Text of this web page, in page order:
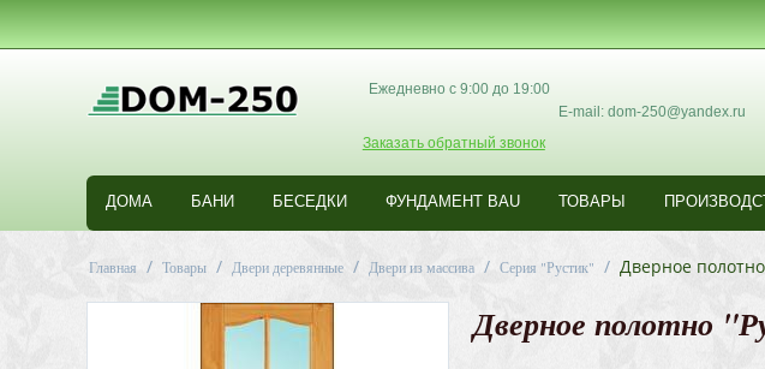
Ежедневно с 9:00 до 19:00
E-mail: dom-250@yandex.ru
Заказать обратный звонок
ДОМА БАНИ БЕСЕДКИ ФУНДАМЕНТ BAU ТОВАРЫ
Главная / Товары / Двери деревянные / Двери из массива / Серия "Рустик" / Дверное
Дверное полотно